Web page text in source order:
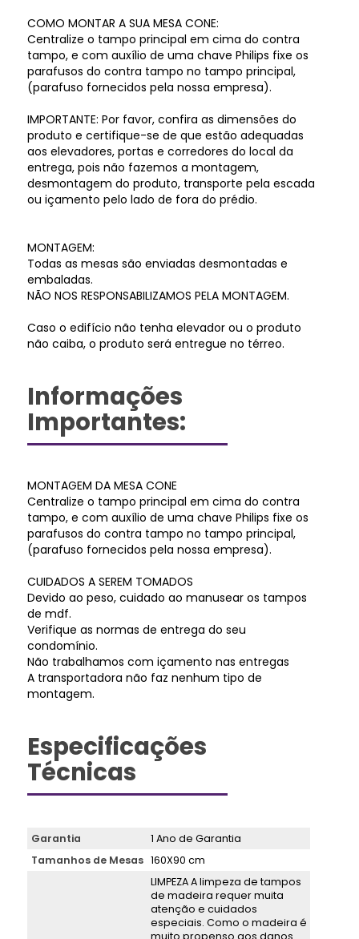
COMO MONTAR A SUA MESA CONE:
Centralize o tampo principal em cima do contra
tampo, e com auxílio de uma chave Philips fixe os
parafusos do contra tampo no tampo principal,
(parafuso fornecidos pela nossa empresa).
IMPORTANTE: Por favor, confira as dimensões do
produto e certifique-se de que estão adequadas
aos elevadores, portas e corredores do local da
entrega, pois não fazemos a montagem,
desmontagem do produto, transporte pela escada
ou içamento pelo lado de fora do prédio.
MONTAGEM:
Todas as mesas são enviadas desmontadas e
embaladas.
NÃO NOS RESPONSABILIZAMOS PELA MONTAGEM.
Caso o edifício não tenha elevador ou o produto
não caiba, o produto será entregue no térreo.
Informações
Importantes:
MONTAGEM DA MESA CONE
Centralize o tampo principal em cima do contra
tampo, e com auxílio de uma chave Philips fixe os
parafusos do contra tampo no tampo principal,
(parafuso fornecidos pela nossa empresa).
CUIDADOS A SEREM TOMADOS
Devido ao peso, cuidado ao manusear os tampos
de mdf.
Verifique as normas de entrega do seu
condomínio.
Não trabalhamos com içamento nas entregas
A transportadora não faz nenhum tipo de
montagem.
Especificações
Técnicas
Garantia
1 Ano de Garantia
Tamanhos de Mesas 160X90 cm
LIMPEZA A limpeza de tampos
de madeira requer muita
atenção e cuidados
especiais. Como o madeira é
muito propenso aos danos